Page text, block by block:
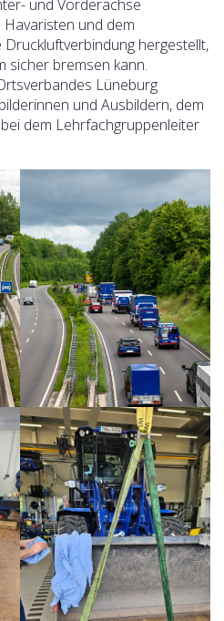
und Vorderachse
und dem
hergestellt,
sicher bremsen kann.
Lüneburg
und Ausbildern, dem
dem Lehrfachgruppenleiter